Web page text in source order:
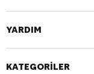
YARDIM
KATEGORİLER